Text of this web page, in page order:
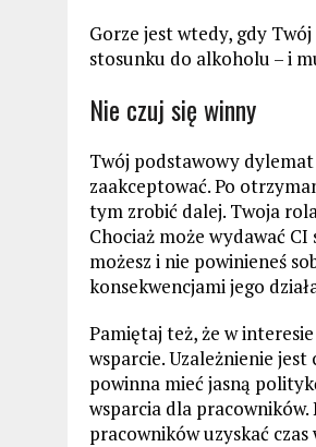
Gorze jest wtedy, gdy
stosunku do alkoholu – i
Nie czuj się winny
Twój podstawowy
zaakceptować. Po
tym zrobić dalej. Twoja
Chociaż może wydawać
możesz i nie powinieneś
konsekwencjami jego
Pamiętaj też, że w
wsparcie. Uzależnienie
powinna mieć jasną
wsparcia dla
pracowników uzyskać